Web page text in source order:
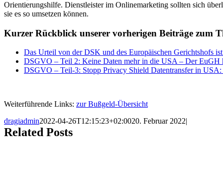
Orientierungshilfe. Dienstleister im Onlinemarketing sollten sich
sie es so umsetzen können.
Kurzer Rückblick unserer vorherigen Beiträge zum
Das Urteil von der DSK und des Europäischen Gerichtshofs
DSGVO – Teil 2: Keine Daten mehr in die USA – Der EuGH
DSGVO – Teil-3: Stopp Privacy Shield Datentransfer in
Weiterführende Links: zur Bußgeld-Übersicht
dragiadmin2022-04-26T12:15:23+02:0020. Februar 2022|
Related Posts